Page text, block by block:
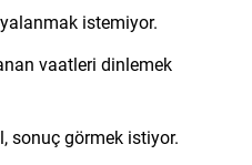
istemiyor.
vaatleri dinlemek
sonuç görmek istiyor.